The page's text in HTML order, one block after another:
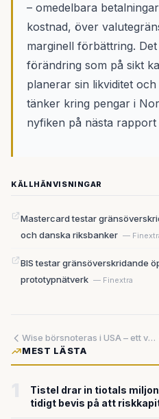
– omedelbara
kostnad, över
marginell förbättring.
förändring som på sikt
planerar sin likviditet
tänker kring pengar i
nyfiken på nästa
KÄLLHÄNVISNINGAR
Mastercard testar
och danska riksbanker —
BIS testar gränsöverskridande
prototypnätverk — Finextra
Wise börsnoteras i USA – ett vägmärke för hela fintech-branschen
MEST LÄSTA
Tistel drar in tiotals
tidigt bevis på att